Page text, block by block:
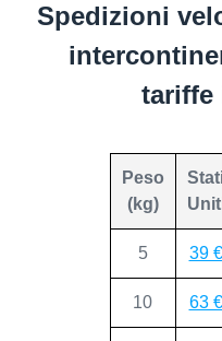
Spedizioni
tariffe
Peso
(kg)
5 39 €
10 63 €